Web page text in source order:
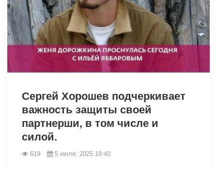
Сергей Хорошев подчеркивает
важность защиты своей
партнерши, в том числе и
силой.
619 5 июля, 2025 19:40